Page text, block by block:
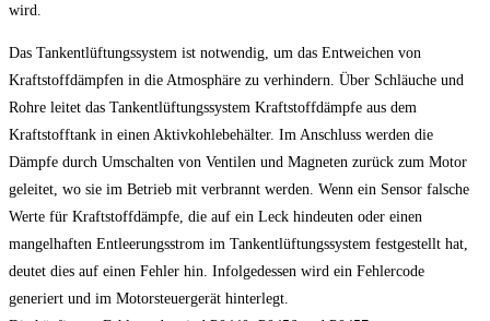
wird.
Das Tankentlüftungssystem ist notwendig, um das Entweichen von
Kraftstoffdämpfen in die Atmosphäre zu verhindern. Über Schläuche und
Rohre leitet das Tankentlüftungssystem Kraftstoffdämpfe aus dem
Kraftstofftank in einen Aktivkohlebehälter. Im Anschluss werden die
Dämpfe durch Umschalten von Ventilen und Magneten zurück zum Motor
geleitet, wo sie im Betrieb mit verbrannt werden. Wenn ein Sensor falsche
Werte für Kraftstoffdämpfe, die auf ein Leck hindeuten oder einen
mangelhaften Entleerungsstrom im Tankentlüftungssystem festgestellt hat,
deutet dies auf einen Fehler hin. Infolgedessen wird ein Fehlercode
generiert und im Motorsteuergerät hinterlegt.